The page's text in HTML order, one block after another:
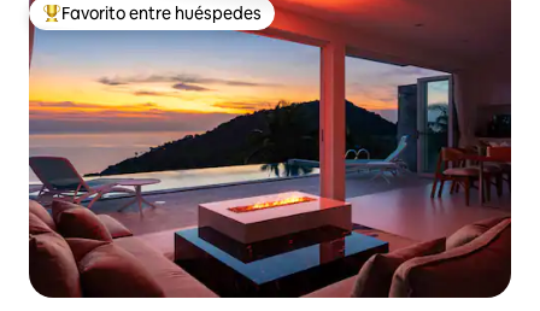
De los mejores en Favorito entre huéspedes
Favorito entre huéspedes